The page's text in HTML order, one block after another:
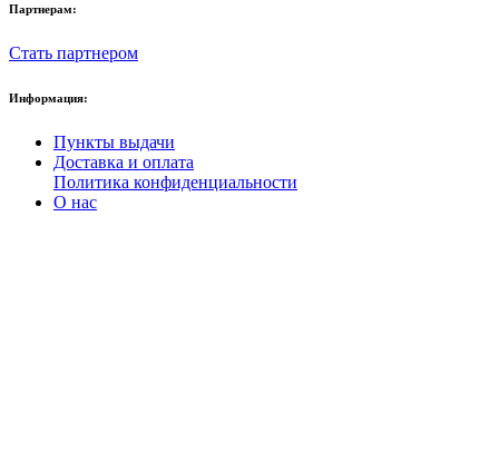
Партнерам:
Стать партнером
Информация:
Пункты выдачи
Доставка и оплата
Политика конфиденциальности
О нас